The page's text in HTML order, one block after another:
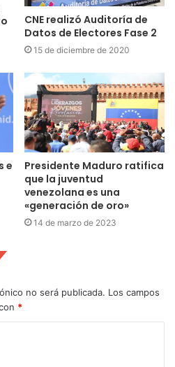
CNE realizó Auditoría de
Datos de Electores Fase 2
15 de diciembre de 2020
e
Presidente Maduro ratifica
que la juventud
venezolana es una
«generación de oro»
14 de marzo de 2023
no será publicada. Los campos
*